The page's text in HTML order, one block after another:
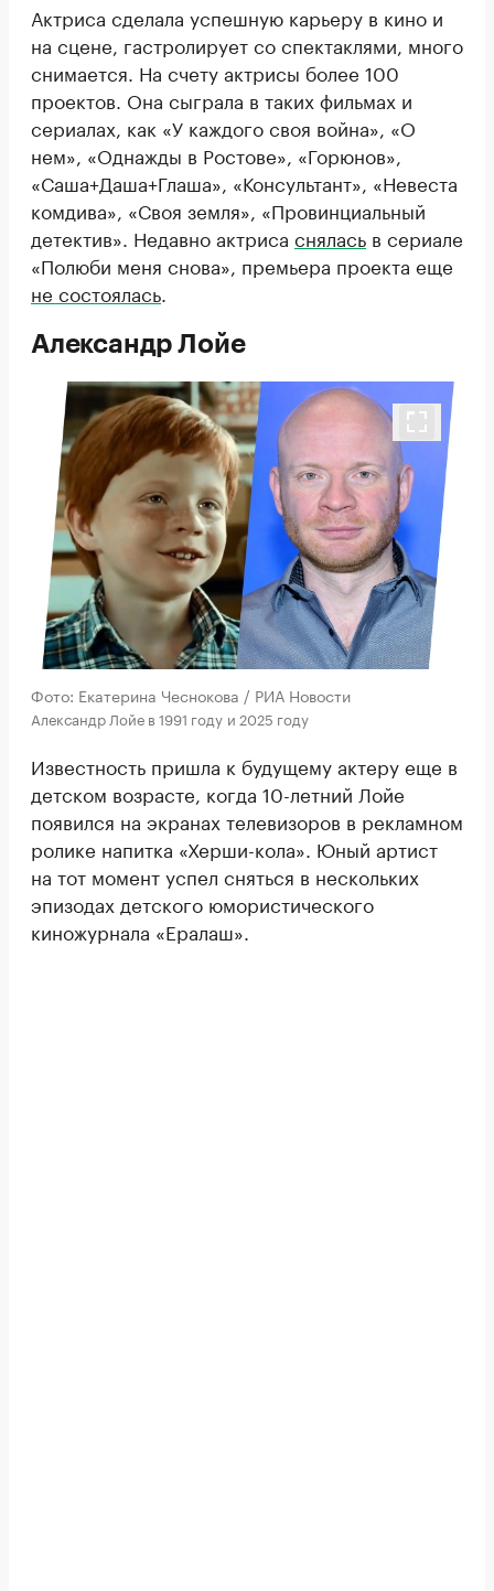
Актриса сделала успешную карьеру в кино и
на сцене, гастролирует со спектаклями, много
снимается. На счету актрисы более 100
проектов. Она сыграла в таких фильмах и
сериалах, как «У каждого своя война», «О
нем», «Однажды в Ростове», «Горюнов»,
«Саша+Даша+Глаша», «Консультант», «Невеста
комдива», «Своя земля», «Провинциальный
детектив». Недавно актриса снялась в сериале
«Полюби меня снова», премьера проекта еще
не состоялась
Александр Лойе
Фото: Екатерина Чеснокова / РИА Новости
Александр Лойе в 1991 году и 2025 году
Известность пришла к будущему актеру еще в
детском возрасте, когда 10-летний Лойе
появился на экранах телевизоров в рекламном
ролике напитка «Херши-кола». Юный артист
на тот момент успел сняться в нескольких
эпизодах детского юмористического
киножурнала «Ералаш».